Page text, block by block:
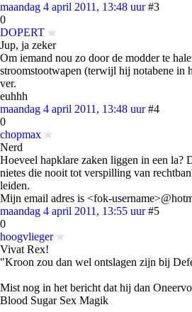
maandag 4 april 2011, 13:48 uur #3
0
DOPERT
Jup, ja zeker
Om iemand nou zo door de modder te
stroomstootwapen (terwijl hij notabene in
ver.
euhhh
maandag 4 april 2011, 13:48 uur #4
0
chopmax
Nerd
Hoeveel hapklare zaken liggen in een la?
nietes die nooit tot verspilling van
leiden.
Mijn email adres is <fok-
maandag 4 april 2011, 13:55 uur #5
0
hoogvlieger
Vivat Rex!
"Kroon zou dan wel ontslagen zijn bij
Mist nog in het bericht dat hij dan
Blood Sugar Sex Magik